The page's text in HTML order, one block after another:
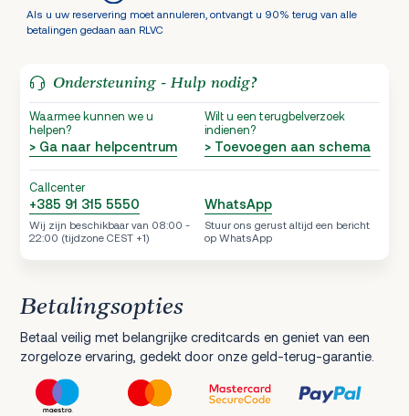
Als u uw reservering moet annuleren, ontvangt u 90% terug van alle
betalingen gedaan aan RLVC
Ondersteuning - Hulp nodig?
Waarmee kunnen we u
helpen?
> Ga naar helpcentrum
Wilt u een terugbelverzoek
indienen?
> Toevoegen aan schema
Callcenter
+385 91 315 5550
Wij zijn beschikbaar van 08:00 -
22:00 (tijdzone CEST +1)
WhatsApp
Stuur ons gerust altijd een bericht
op WhatsApp
Betalingsopties
Betaal veilig met belangrijke creditcards en geniet van een
zorgeloze ervaring, gedekt door onze geld-terug-garantie.